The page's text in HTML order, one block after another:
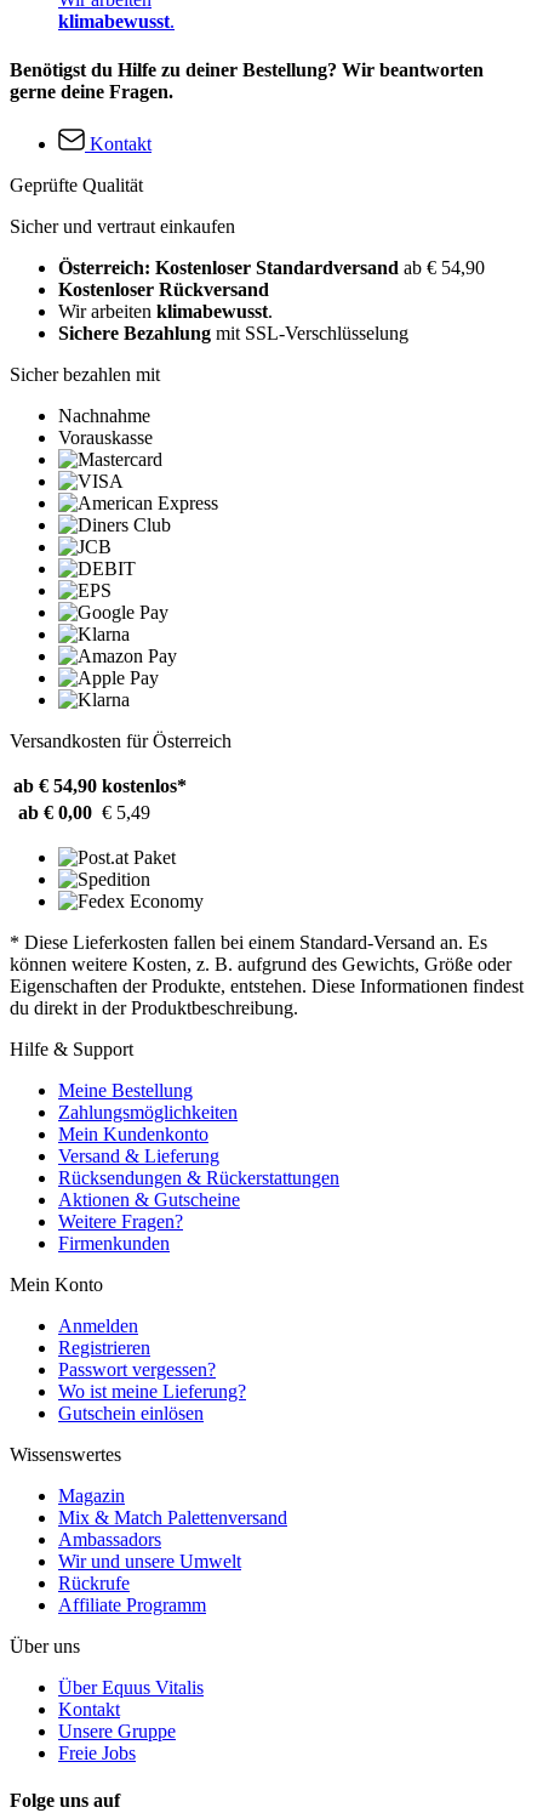
klimabewusst.
Benötigst du Hilfe zu deiner Bestellung? Wir beantworten
gerne deine Fragen.
Kontakt
Geprüfte Qualität
Sicher und vertraut einkaufen
Österreich: Kostenloser Standardversand ab € 54,90
Kostenloser Rückversand
Wir arbeiten klimabewusst.
Sichere Bezahlung mit SSL-Verschlüsselung
Sicher bezahlen mit
Nachnahme
Vorauskasse
Versandkosten für Österreich
ab € 54,90 kostenlos*
ab € 0,00 € 5,49
* Diese Lieferkosten fallen bei einem Standard-Versand an. Es
können weitere Kosten, z. B. aufgrund des Gewichts, Größe oder
Eigenschaften der Produkte, entstehen. Diese Informationen findest
du direkt in der Produktbeschreibung.
Hilfe & Support
Meine Bestellung
Zahlungsmöglichkeiten
Mein Kundenkonto
Versand & Lieferung
Rücksendungen & Rückerstattungen
Aktionen & Gutscheine
Weitere Fragen?
Firmenkunden
Mein Konto
Anmelden
Registrieren
Passwort vergessen?
Wo ist meine Lieferung?
Gutschein einlösen
Wissenswertes
Magazin
Mix & Match Palettenversand
Ambassadors
Wir und unsere Umwelt
Rückrufe
Affiliate Programm
Über uns
Über Equus Vitalis
Kontakt
Unsere Gruppe
Freie Jobs
Folge uns auf